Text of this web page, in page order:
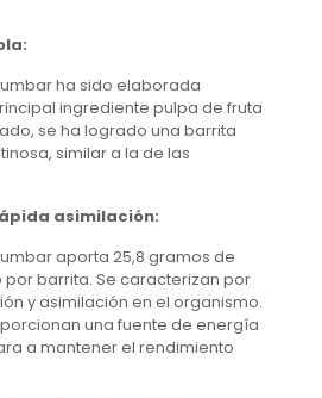
ha sido elaborada
ingrediente pulpa de fruta
se ha logrado una barrita
similar a la de las
asimilación:
aporta 25,8 gramos de
barrita. Se caracterizan por
y asimilación en el organismo.
una fuente de energía
a mantener el rendimiento